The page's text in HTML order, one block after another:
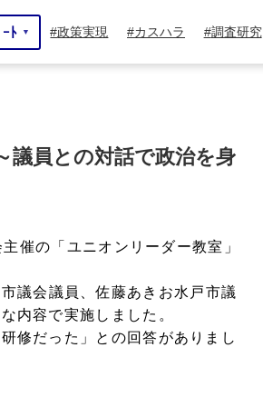
ﾄ ▼ 政策実現 カスハラ 調査研究
議員との対話で政治を身
催の「ユニオンリーダー教室」
議会議員、佐藤あきお水戸市議
内容で実施しました。
修だった」との回答がありまし